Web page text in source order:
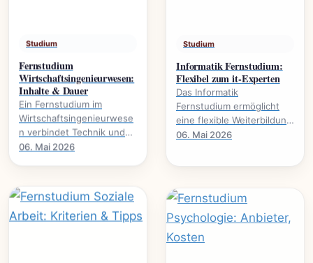
Studium
Fernstudium
Wirtschaftsingenieurwesen:
Inhalte & Dauer
Ein Fernstudium im
Wirtschaftsingenieurwese
n verbindet Technik und
Wirtschaft. Alles über
06. Mai 2026
Studium
Informatik Fernstudium:
Flexibel zum it-Experten
Das Informatik
Fernstudium ermöglicht
eine flexible Weiterbildung
zum IT-Experten., welche
06. Mai 2026